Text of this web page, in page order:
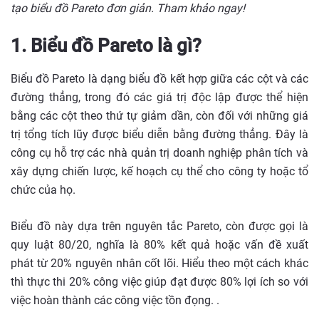
tạo biểu đồ Pareto đơn giản. Tham khảo ngay!
1. Biểu đồ Pareto là gì?
Biểu đồ Pareto là dạng biểu đồ kết hợp giữa các cột và các
đường thẳng, trong đó các giá trị độc lập được thể hiện
bằng các cột theo thứ tự giảm dần, còn đối với những giá
trị tổng tích lũy được biểu diễn bằng đường thẳng. Đây là
công cụ hỗ trợ các nhà quản trị doanh nghiệp phân tích và
xây dựng chiến lược, kế hoạch cụ thể cho công ty hoặc tổ
chức của họ.
Biểu đồ này dựa trên nguyên tắc Pareto, còn được gọi là
quy luật 80/20, nghĩa là 80% kết quả hoặc vấn đề xuất
phát từ 20% nguyên nhân cốt lõi. Hiểu theo một cách khác
thì thực thi 20% công việc giúp đạt được 80% lợi ích so với
việc hoàn thành các công việc tồn đọng. .